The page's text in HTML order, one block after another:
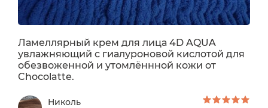
Ламеллярный крем для лица 4D AQUA
увлажняющий с гиалуроновой кислотой для
обезвоженной и утомлённной кожи от
Chocolatte.
Николь